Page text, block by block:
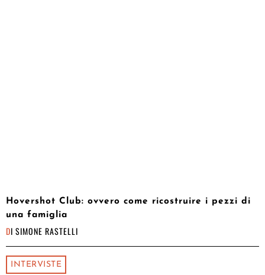
Hovershot Club: ovvero come ricostruire i pezzi di
una famiglia
DI SIMONE RASTELLI
INTERVISTE